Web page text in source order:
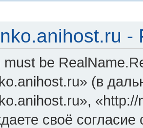
-
must be
(в
своё